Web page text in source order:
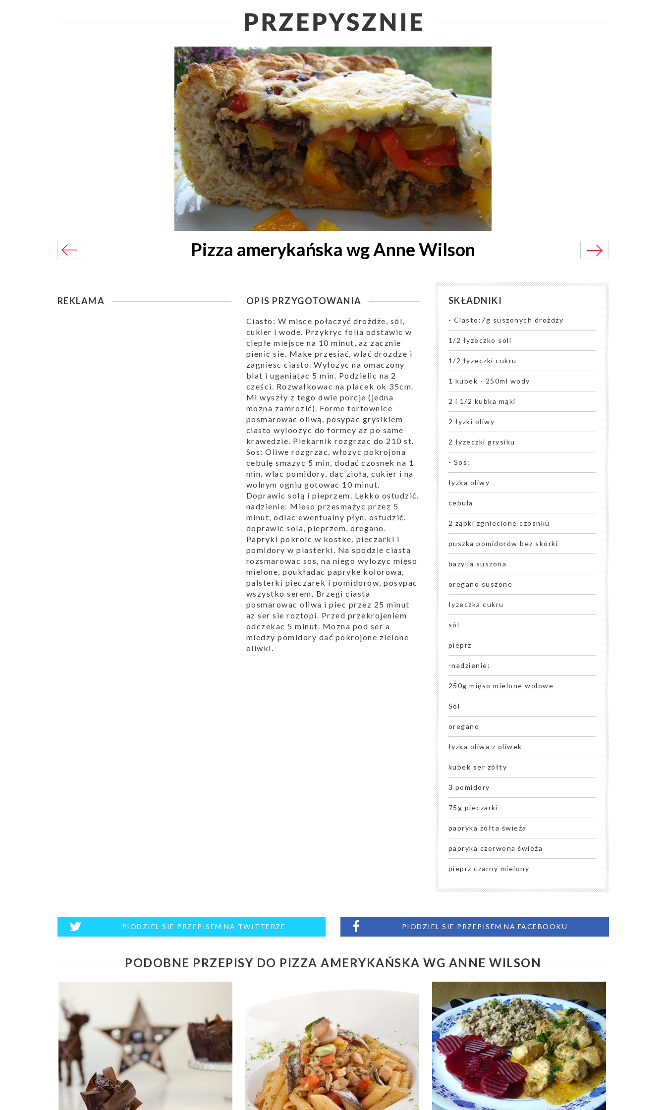
Pizza amerykańska wg Anne Wilson
REKLAMA OPIS PRZYGOTOWANIA
Ciasto: W misce połaczyć drożdże, sól,
cukier i wode. Przykryc folia odstawic w
ciepłe miejsce na 10 minut, az zacznie
pienic sie. Make przesiać, wlać drozdze i
zagniesc ciasto. Wyłozyc na omaczony
blat i uganiatac 5 min. Podzielic na 2
cześci. Rozwałkowac na placek ok 35cm.
Mi wyszły z tego dwie porcje (jedna
mozna zamrozić). Forme tortownice
posmarowac oliwą, posypac grysikiem
ciasto wyloozyc do formey az po same
krawedzie. Piekarnik rozgrzac do 210 st.
Sos: Oliwe rozgrzac, włozyc pokrojona
cebulę smazyc 5 min, dodać czosnek na 1
min. wlac pomidory, dac zioła, cukier i na
wolnym ogniu gotowac 10 minut.
Doprawic solą i pieprzem. Lekko ostudzić.
nadzienie: Mieso przesmażyc przez 5
minut, odlac ewentualny płyn, ostudzić.
doprawic sola, pieprzem, oregano.
Papryki pokroic w kostke, pieczarki i
pomidory w plasterki. Na spodzie ciasta
rozsmarowac sos, na niego wylozyc mięso
mielone, poukładac papryke kolorowa,
palsterki pieczarek i pomidorów, posypac
wszystko serem. Brzegi ciasta
posmarowac oliwa i piec przez 25 minut
az ser sie roztopi. Przed przekrojeniem
odczekac 5 minut. Mozna pod ser a
miedzy pomidory dać pokrojone zielone
oliwki.
SKŁADNIKI
- Ciasto:7g suszonych drożdży
1/2 łyzeczko soli
1/2 łyzeczki cukru
1 kubek - 250ml wody
2 i 1/2 kubka mąki
2 łyzki oliwy
2 łyzeczki grysiku
- Sos:
łyzka oliwy
cebula
2 ząbki zgniecione czosnku
puszka pomidorów bez skórki
bazylia suszona
oregano suszone
łyzeczka cukru
sól
pieprz
-nadzienie:
250g mięso mielone wolowe
Sól
oregano
łyzka oliwa z oliwek
kubek ser zółty
3 pomidory
75g pieczarki
papryka żółta świeża
papryka czerwona świeża
pieprz czarny mielony
PIODZIEL SIE PRZEPISEM NA TWITTERZE PIODZIEL SIE PRZEPISEM NA FACEBOOKU
PODOBNE PRZEPISY DO PIZZA AMERYKAŃSKA WG ANNE WILSON